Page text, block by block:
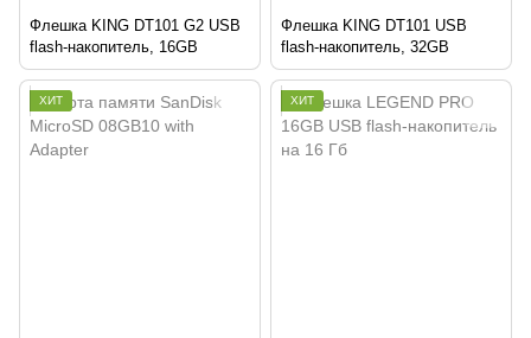
Флешка KING DT101 G2 USB
flash-накопитель, 16GB
Флешка KING DT101 USB
flash-накопитель, 32GB
ХИТ ХИТ